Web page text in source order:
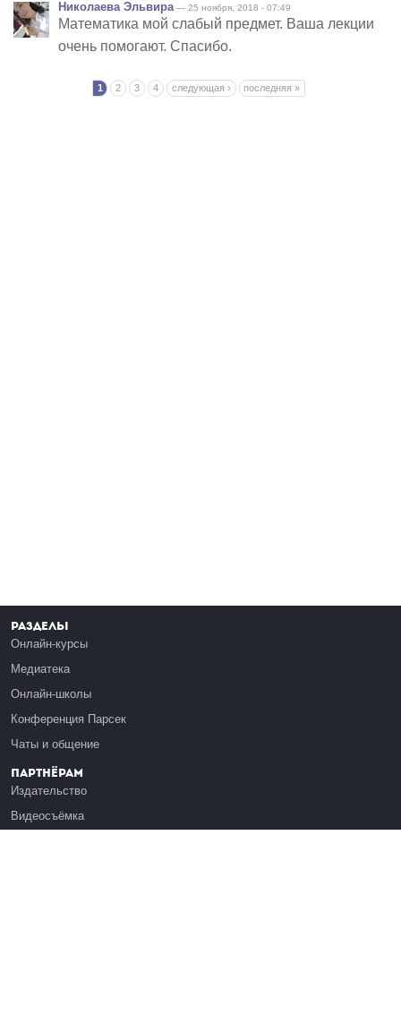
Николаева Эльвира — 25 ноября, 2018 - 07:49
Математика мой слабый предмет. Ваша лекции
очень помогают. Спасибо.
1 2 3 4 следующая › последняя »
Разделы
Онлайн-курсы
Медиатека
Онлайн-школы
Конференция Парсек
Чаты и общение
Партнёрам
Издательство
Видеосъёмка